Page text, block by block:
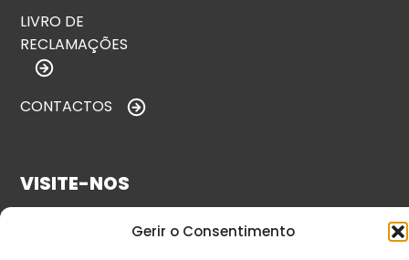
Gerir o Consentimento
LIVRO DE
RECLAMAÇÕES
CONTACTOS
VISITE-NOS